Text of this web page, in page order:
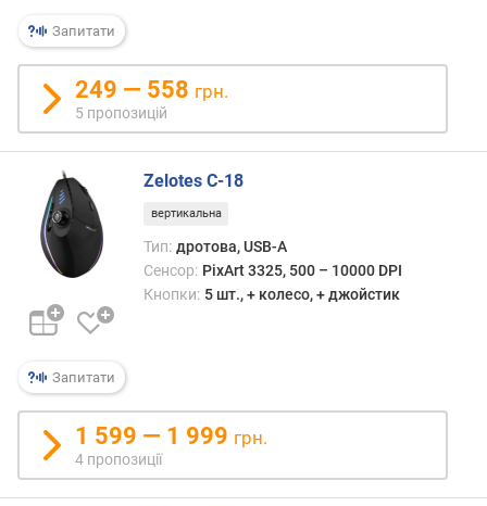
и
х
з
а
в
д
г
к
м
и
з
а
т
о
Запитати
249 — 558 грн.
5 пропозицій
Запитати
Zelotes C-18
вертикальна
Тип: дротова, USB-A
Сенсор: PixArt 3325, 500 – 10000 DPI
Кнопки: 5 шт., + колесо, + джойстик
1 599 — 1 999 грн.
4 пропозиції